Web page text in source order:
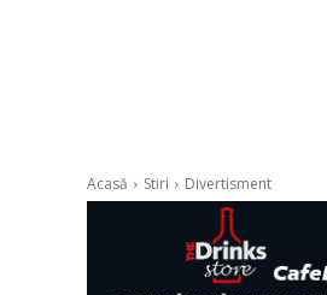
Acasă Stiri Divertisment